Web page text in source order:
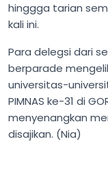
hinggga tarian
kali ini.
Para delegsi dari
berparade
universitas-
PIMNAS ke-31 di
menyenangkan
disajikan. (Nia)